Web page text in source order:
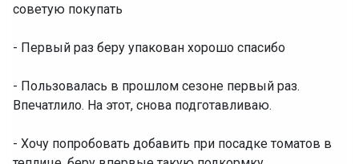
советую покупать
- Первый раз беру упакован хорошо спасибо
- Пользовалась в прошлом сезоне первый раз.
Впечатлило. На этот, снова подготавливаю.
- Хочу попробовать добавить при посадке томатов в